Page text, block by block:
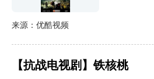
来源：优酷视频
【抗战电视剧】铁核桃